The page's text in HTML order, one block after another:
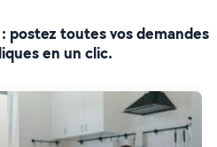
postez toutes vos demandes
en un clic.